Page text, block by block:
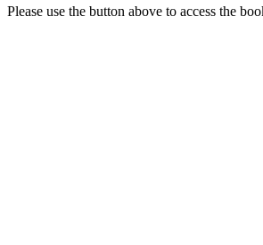
Please use the button above to access the